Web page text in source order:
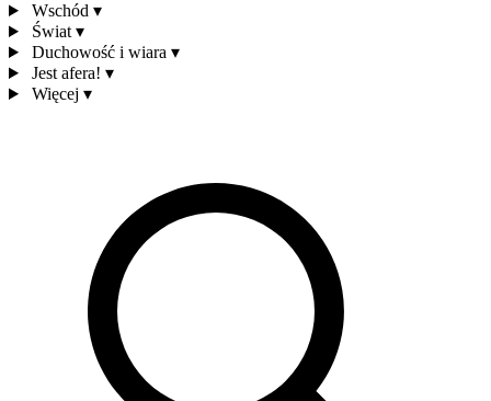
Wschód ▾
Świat ▾
Duchowość i wiara ▾
Jest afera! ▾
Więcej ▾